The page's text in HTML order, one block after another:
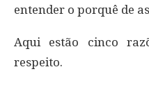
entender o porquê de
Aqui estão cinco
respeito.